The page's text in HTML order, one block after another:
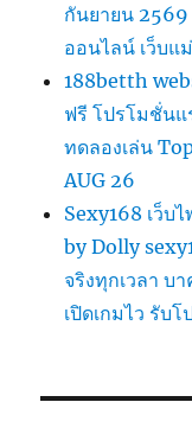
กันยายน
ออนไลน์ เว็บแ
188betth
ฟรี โปรโมชั่นแ
ทดลองเล่น
AUG 26
Sexy168 เว็บ
by Dolly
จริงทุกเวลา บ
เปิดเกมไว รับ